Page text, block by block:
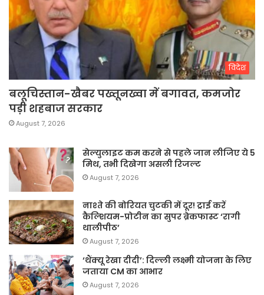
विदेश
बलूचिस्तान-खैबर पख्तूनख्वा में बगावत, कमजोर
पड़ी शहबाज सरकार
August 7, 2026
सेल्युलाइट कम करने से पहले जान लीजिए ये 5
मिथ, तभी दिखेगा असली रिजल्ट
August 7, 2026
नाश्ते की बोरियत चुटकी में दूर! ट्राई करें
कैल्शियम-प्रोटीन का सुपर ब्रेकफास्ट ‘रागी
थालीपीठ’
August 7, 2026
‘थैंक्यू रेखा दीदी’: दिल्ली लक्ष्मी योजना के लिए
जताया CM का आभार
August 7, 2026